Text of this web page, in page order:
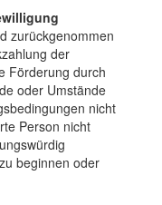
zurückgenommen
der
Förderung durch
oder Umstände
nicht
Person nicht
beginnen oder